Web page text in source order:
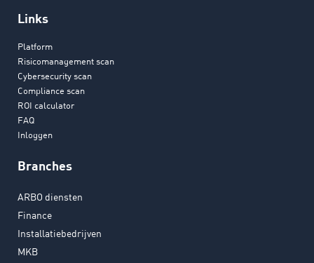
Links
Platform
Risicomanagement scan
Cybersecurity scan
Compliance scan
ROI calculator
FAQ
Inloggen
Branches
ARBO diensten
Finance
Installatiebedrijven
MKB